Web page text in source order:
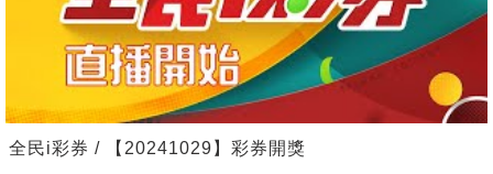
全民i彩券 / 【20241029】彩券開獎